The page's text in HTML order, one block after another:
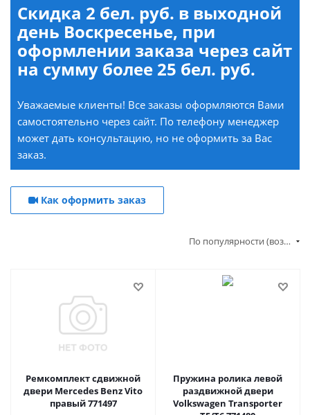
Скидка 2 бел. руб. в выходной
день Воскресенье, при
оформлении заказа через сайт
на сумму более 25 бел. руб.
Уважаемые клиенты! Все заказы оформляются Вами
самостоятельно через сайт. По телефону менеджер
может дать консультацию, но не оформить за Вас
заказ.
Как оформить заказ
По популярности (возрастание)
Ремкомплект сдвижной
двери Mercedes Benz Vito
правый 771497
Пружина ролика левой
раздвижной двери
Volkswagen Transporter